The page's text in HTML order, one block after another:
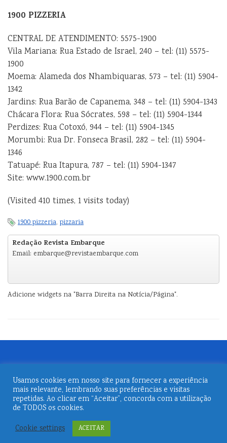
1900 PIZZERIA
CENTRAL DE ATENDIMENTO: 5575-1900
Vila Mariana: Rua Estado de Israel, 240 – tel: (11) 5575-
1900
Moema: Alameda dos Nhambiquaras, 573 – tel: (11) 5904-
1342
Jardins: Rua Barão de Capanema, 348 – tel: (11) 5904-1343
Chácara Flora: Rua Sócrates, 598 – tel: (11) 5904-1344
Perdizes: Rua Cotoxó, 944 – tel: (11) 5904-1345
Morumbi: Rua Dr. Fonseca Brasil, 282 – tel: (11) 5904-
1346
Tatuapé: Rua Itapura, 787 – tel: (11) 5904-1347
Site: www.1900.com.br
(Visited 410 times, 1 visits today)
1900 pizzeria, pizzaria
Redação Revista Embarque
Email: embarque@revistaembarque.com
Adicione widgets na "Barra Direita na Notícia/Página".
© 2026Revista Embarque
Usamos cookies em nosso site para fornecer a experiência
mais relevante, lembrando suas preferências e visitas
repetidas. Ao clicar em “Aceitar”, concorda com a utilização
de TODOS os cookies.
Cookie settings
ACEITAR